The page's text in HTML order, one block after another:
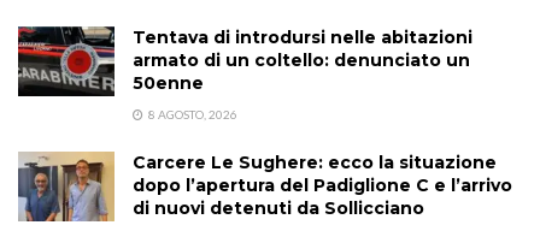
Tentava di introdursi nelle abitazioni
armato di un coltello: denunciato un
50enne
8 AGOSTO, 2026
Carcere Le Sughere: ecco la situazione
dopo l’apertura del Padiglione C e l’arrivo
di nuovi detenuti da Sollicciano